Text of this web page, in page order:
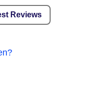
Reviews